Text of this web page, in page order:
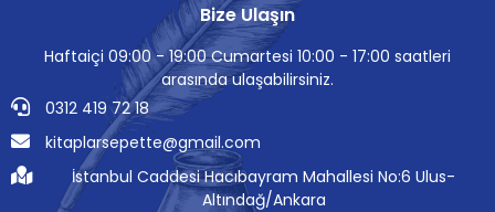
Bize Ulaşın
Haftaiçi 09:00 - 19:00 Cumartesi 10:00 - 17:00 saatleri
arasında ulaşabilirsiniz.
0312 419 72 18
kitaplarsepette@gmail.com
İstanbul Caddesi Hacıbayram Mahallesi No:6 Ulus-
Altındağ/Ankara